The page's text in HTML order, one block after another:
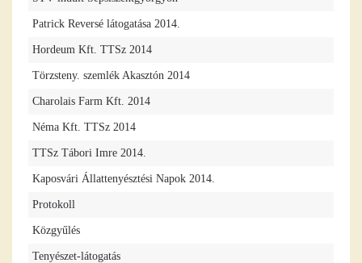
Patrick Reversé látogatása 2014.
Hordeum Kft. TTSz 2014
Törzsteny. szemlék Akasztón 2014
Charolais Farm Kft. 2014
Néma Kft. TTSz 2014
TTSz Tábori Imre 2014.
Kaposvári Állattenyésztési Napok 2014.
Protokoll
Közgyűlés
Tenyészet-látogatás